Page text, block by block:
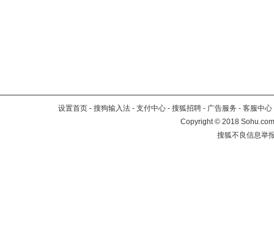
设置首页 - 搜狗输入法 - 支付中心 - 搜狐招聘 - 广告服务 - 客服中心
Copyright©2018
搜狐不良信息举